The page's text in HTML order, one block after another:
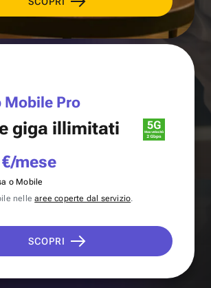
Mobile Pro
giga illimitati
€/mese
o Mobile
nellearee coperte dal servizio.
SCOPRI